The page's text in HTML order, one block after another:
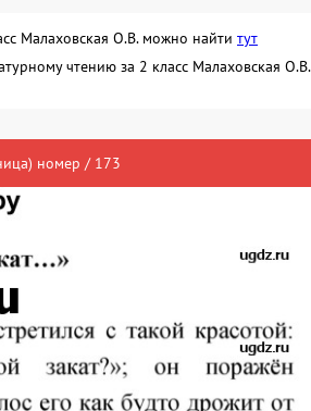
Малаховская О.В. можно найти тут
чтению за 2 класс Малаховская О.В.
номер / 173